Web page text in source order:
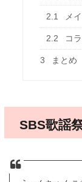
2.1 メ
2.2 コ
3 まとめ
SBS歌謡